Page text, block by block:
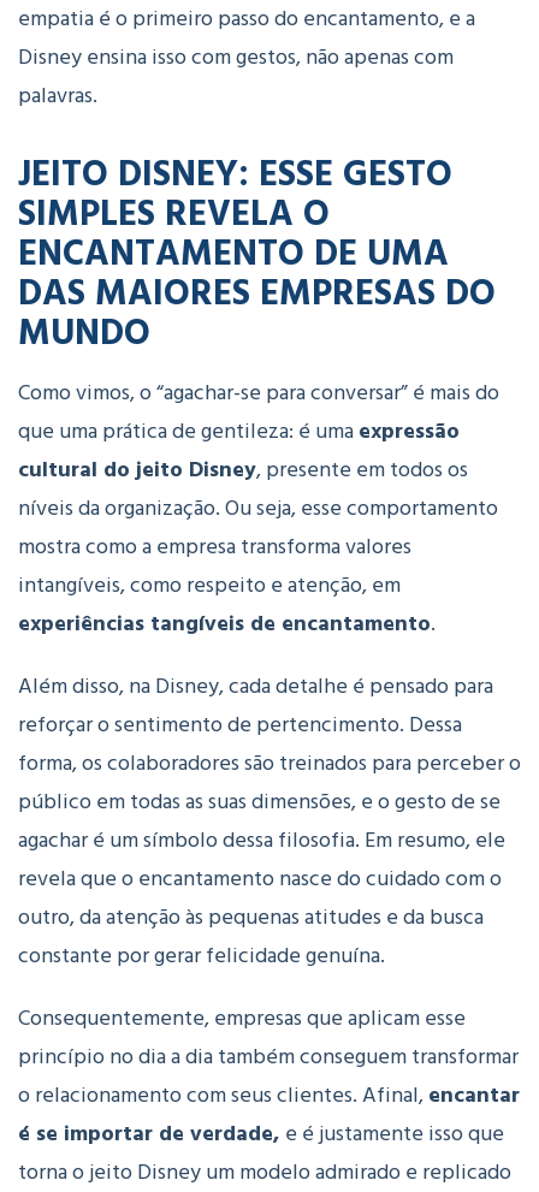
empatia é o primeiro passo do encantamento, e a
Disney ensina isso com gestos, não apenas com
palavras.
JEITO DISNEY: ESSE GESTO
SIMPLES REVELA O
ENCANTAMENTO DE UMA
DAS MAIORES EMPRESAS DO
MUNDO
Como vimos, o “agachar-se para conversar” é mais do
que uma prática de gentileza: é umaexpressão
cultural do jeito Disney, presente em todos os
níveis da organização. Ou seja, esse comportamento
mostra como a empresa transforma valores
intangíveis, como respeito e atenção, em
experiências tangíveis de encantamento.
Além disso, na Disney, cada detalhe é pensado para
reforçar o sentimento de pertencimento. Dessa
forma, os colaboradores são treinados para perceber o
público em todas as suas dimensões, e o gesto de se
agachar é um símbolo dessa filosofia. Em resumo, ele
revela que o encantamento nasce do cuidado com o
outro, da atenção às pequenas atitudes e da busca
constante por gerar felicidade genuína.
Consequentemente, empresas que aplicam esse
princípio no dia a dia também conseguem transformar
o relacionamento com seus clientes. Afinal,encantar
é se importar de verdade, e é justamente isso que
torna o jeito Disney um modelo admirado e replicado